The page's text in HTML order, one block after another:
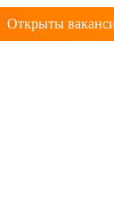
Открыты